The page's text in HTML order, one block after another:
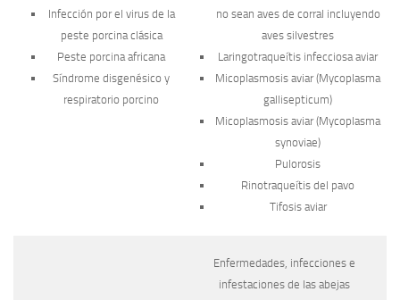
Infección por el virus de la
peste porcina clásica
Peste porcina africana
Síndrome disgenésico y
respiratorio porcino
no sean aves de corral incluyendo
aves silvestres
Laringotraqueítis infecciosa aviar
Micoplasmosis aviar (Mycoplasma
gallisepticum)
Micoplasmosis aviar (Mycoplasma
synoviae)
Pulorosis
Rinotraqueítis del pavo
Tifosis aviar
Enfermedades, infecciones e
infestaciones de las abejas